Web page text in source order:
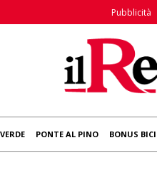
Pubblicità
PONTE AL PINO BONUS BICI